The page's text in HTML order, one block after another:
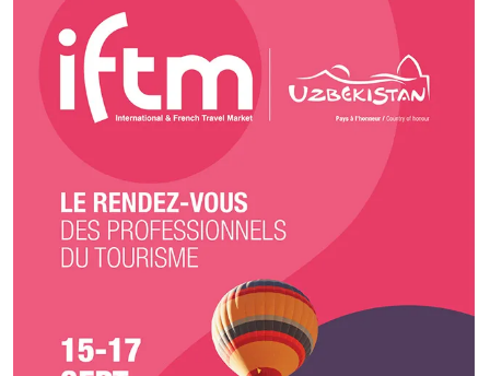
bons pour la santé en équilibre gustatif et nutritionnel. 3) Social : Nous
travaillons activement à soutenir, développer et aider l'économie local.
Peu importe que nous soyons en hiver, au printemps, en été ou à
l’automne, nous choisissons toujours pour nos clients, une sélection des
meilleurs produits d’artisans français locaux.